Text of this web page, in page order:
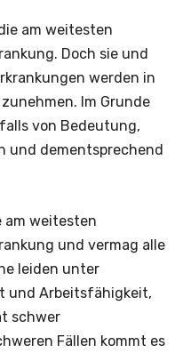
am weitesten
Doch sie und
werden in
Im Grunde
von Bedeutung,
und dementsprechend
am weitesten
und vermag alle
leiden unter
und Arbeitsfähigkeit,
schwer
Fällen kommt es